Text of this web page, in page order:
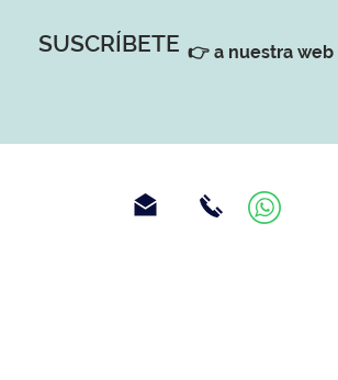
SUSCRÍBETE 👉 a nuestra